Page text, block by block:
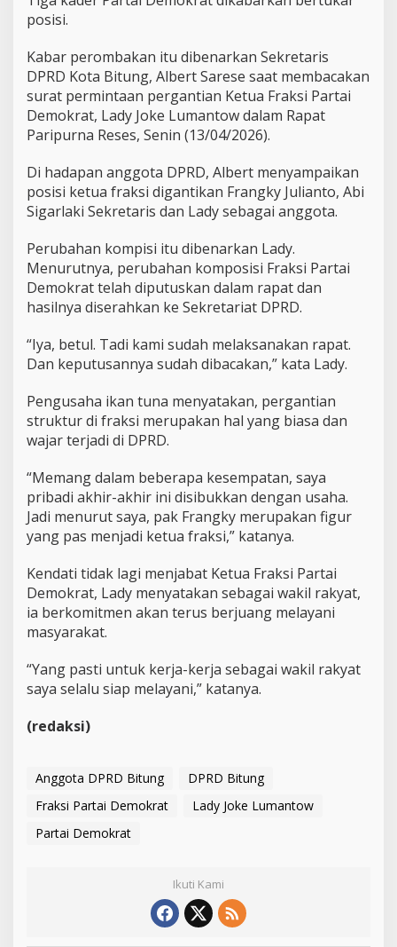
R
D
B
i
t
u
n
,
L
a
y
L
u
m
a
t
o
w
H
a
l
B
a
s
a
posisi.
Kabar perombakan itu dibenarkan Sekretaris
DPRD Kota Bitung, Albert Sarese saat membacakan
surat permintaan pergantian Ketua Fraksi Partai
Demokrat, Lady Joke Lumantow dalam Rapat
Paripurna Reses, Senin (13/04/2026).
Di hadapan anggota DPRD, Albert menyampaikan
posisi ketua fraksi digantikan Frangky Julianto, Abi
Sigarlaki Sekretaris dan Lady sebagai anggota.
Perubahan kompisi itu dibenarkan Lady.
Menurutnya, perubahan komposisi Fraksi Partai
Demokrat telah diputuskan dalam rapat dan
hasilnya diserahkan ke Sekretariat DPRD.
“Iya, betul. Tadi kami sudah melaksanakan rapat.
Dan keputusannya sudah dibacakan,” kata Lady.
Pengusaha ikan tuna menyatakan, pergantian
struktur di fraksi merupakan hal yang biasa dan
wajar terjadi di DPRD.
“Memang dalam beberapa kesempatan, saya
pribadi akhir-akhir ini disibukkan dengan usaha.
Jadi menurut saya, pak Frangky merupakan figur
yang pas menjadi ketua fraksi,” katanya.
Kendati tidak lagi menjabat Ketua Fraksi Partai
Demokrat, Lady menyatakan sebagai wakil rakyat,
ia berkomitmen akan terus berjuang melayani
masyarakat.
“Yang pasti untuk kerja-kerja sebagai wakil rakyat
saya selalu siap melayani,” katanya.
(redaksi)
Anggota DPRD Bitung
DPRD Bitung
Fraksi Partai Demokrat
Lady Joke Lumantow
Partai Demokrat
Ikuti Kami